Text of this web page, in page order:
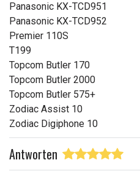
Ascom
Ascom Avenue 233
Ascom Eurit 133
Ericsson
Ericsson Dect 120
Ericsson Dect 140
Panasonic
Panasonic KX-TCD952
Panasonic KX-TCD951
Panasonic KX-TCD952
Premier 110S
T199
Topcom Butler 170
Topcom Butler 2000
Topcom Butler 575+
Zodiac Assist 10
Zodiac Digiphone 10
Antworten